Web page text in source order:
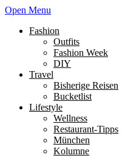
Open Menu
Fashion
Outfits
Fashion Week
DIY
Travel
Bisherige Reisen
Bucketlist
Lifestyle
Wellness
Restaurant-Tipps
München
Kolumne